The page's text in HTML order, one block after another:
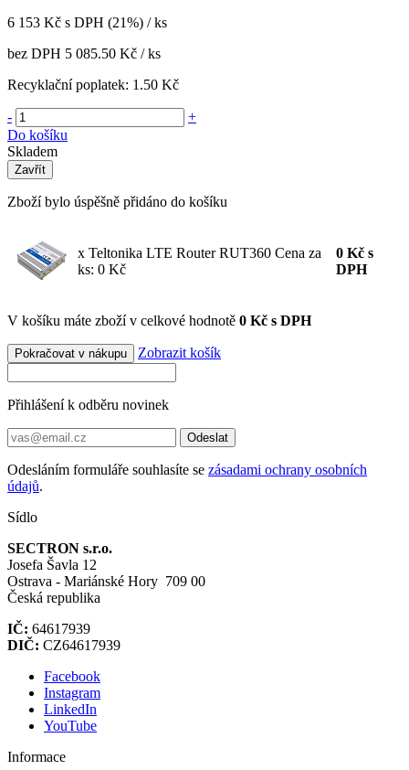
6 153 Kč s DPH (21%) / ks
bez DPH 5 085.50 Kč / ks
Recyklační poplatek: 1.50 Kč
-
+
Do košíku
Skladem
Zavřít
Zboží bylo úspěšně přidáno do košíku
x Teltonika LTE Router RUT360 Cena za
ks: 0 Kč
0 Kč s
DPH
V košíku máte zboží v celkové hodnotě 0 Kč s DPH
Pokračovat v nákupu Zobrazit košík
Přihlášení k odběru novinek
Odeslat
Odesláním formuláře souhlasíte se zásadami ochrany osobních
údajů.
Sídlo
SECTRON s.r.o.
Josefa Šavla 12
Ostrava - Mariánské Hory 709 00
Česká republika
IČ: 64617939
DIČ: CZ64617939
Facebook
Instagram
LinkedIn
YouTube
Informace